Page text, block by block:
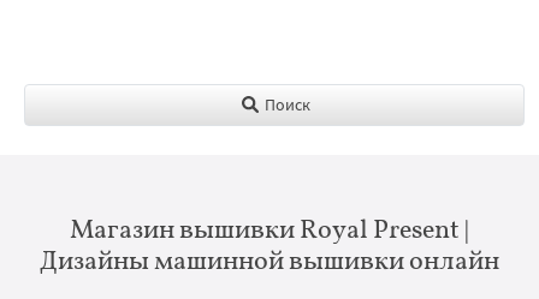
Поиск
Магазин вышивки Royal Present |
Дизайны машинной вышивки онлайн